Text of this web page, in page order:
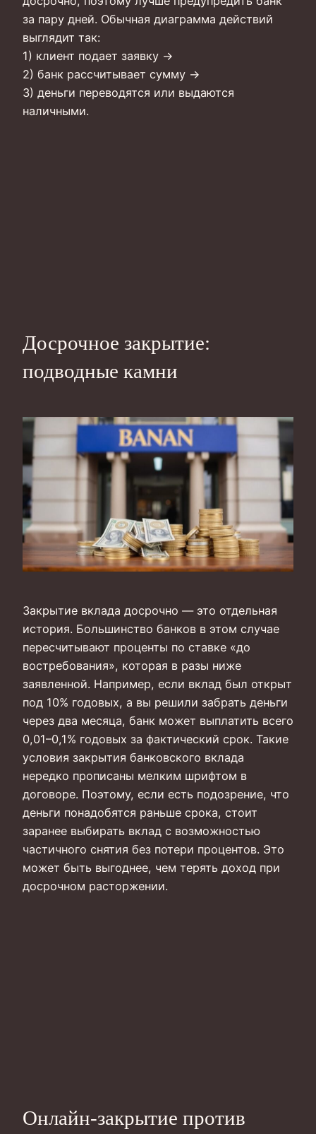
за пару дней. Обычная диаграмма действий
выглядит так:
1) клиент подает заявку →
2) банк рассчитывает сумму →
3) деньги переводятся или выдаются
наличными.
Досрочное закрытие:
подводные камни
Закрытие вклада досрочно — это отдельная
история. Большинство банков в этом случае
пересчитывают проценты по ставке «до
востребования», которая в разы ниже
заявленной. Например, если вклад был открыт
под 10% годовых, а вы решили забрать деньги
через два месяца, банк может выплатить всего
0,01–0,1% годовых за фактический срок. Такие
условия закрытия банковского вклада
нередко прописаны мелким шрифтом в
договоре. Поэтому, если есть подозрение, что
деньги понадобятся раньше срока, стоит
заранее выбирать вклад с возможностью
частичного снятия без потери процентов. Это
может быть выгоднее, чем терять доход при
досрочном расторжении.
Онлайн-закрытие против